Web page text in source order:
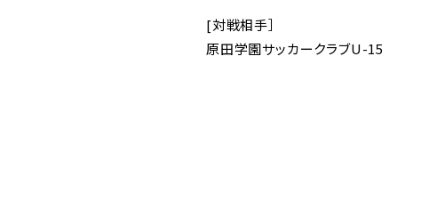
[対戦相手］
原田学園サッカークラブU-15